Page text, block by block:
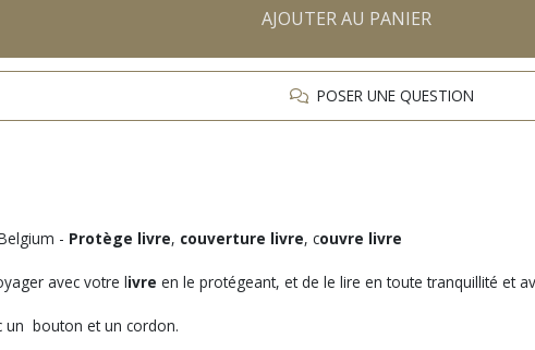
AJOUTER AU PANIER
POSER UNE QUESTION
- Protège livre, couverture livre, couvre livre
avec votre livre en le protégeant, et de le lire en toute tranquillité et
un bouton et un cordon.